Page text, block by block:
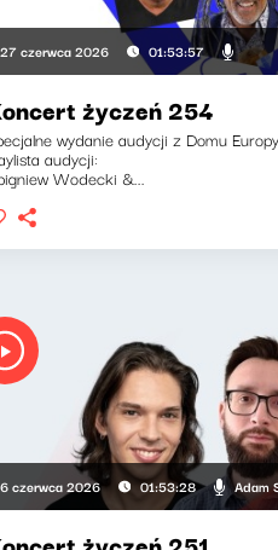
27 czerwca 2026 01:53:57
życzeń 254
wydanie audycji z Domu
audycji:
Wodecki &...
6 czerwca 2026 01:53:28 Adam